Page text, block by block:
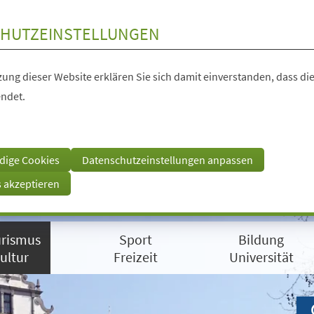
dieser Website erklären Sie sich damit einverstanden, dass
Cookies
Datenschutzeinstellungen anpassen
akzeptieren
Sport
Freizeit
Bildung
Universität